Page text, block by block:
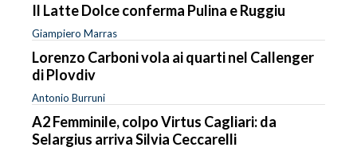
Il Latte Dolce conferma Pulina e Ruggiu
Giampiero Marras
Lorenzo Carboni vola ai quarti nel Callenger
di Plovdiv
Antonio Burruni
A2 Femminile, colpo Virtus Cagliari: da
Selargius arriva Silvia Ceccarelli